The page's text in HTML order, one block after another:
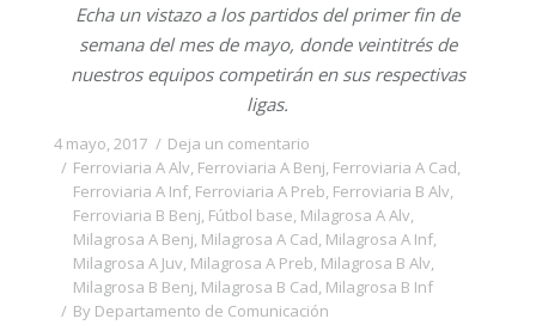
Echa un vistazo a los partidos del primer fin de
semana del mes de mayo, donde veintitrés de
nuestros equipos competirán en sus respectivas
ligas.
4 mayo, 2017
Deja un comentario
Ferroviaria A Alv, Ferroviaria A Benj, Ferroviaria A Cad,
Ferroviaria A Inf, Ferroviaria A Preb, Ferroviaria B Alv,
Ferroviaria B Benj, Fútbol base, Milagrosa A Alv,
Milagrosa A Benj, Milagrosa A Cad, Milagrosa A Inf,
Milagrosa A Juv, Milagrosa A Preb, Milagrosa B Alv,
Milagrosa B Benj, Milagrosa B Cad, Milagrosa B Inf
By Departamento de Comunicación